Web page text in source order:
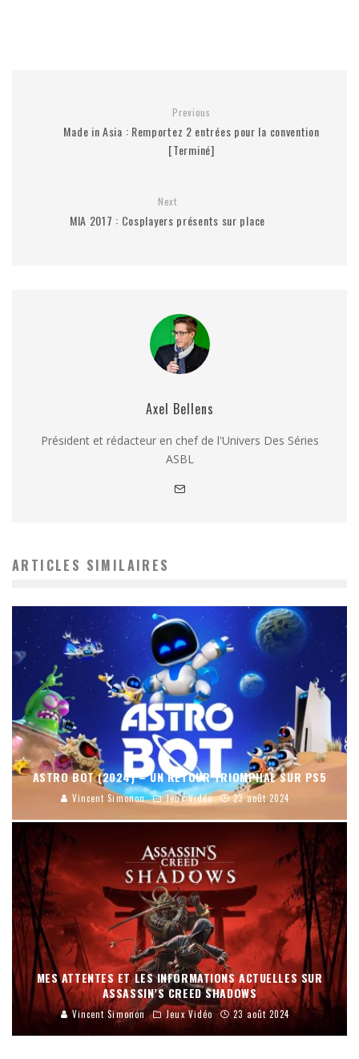
Previous
Made in Asia : Remportez 2 entrées pour la convention
[Terminé]
Next
MIA 2017 : Cosplayers présents sur place
Axel Bellens
Président et rédacteur en chef de l'Univers Des Séries
ASBL
ARTICLES SIMILAIRES
ASTRO BOT (2024) – UN RETOUR TRIOMPHAL SUR PS5
Vincent Simonon Jeux Vidéo 23 août 2024
MES ATTENTES ET LES INFORMATIONS ACTUELLES SUR
ASSASSIN’S CREED SHADOWS
Vincent Simonon Jeux Vidéo 23 août 2024